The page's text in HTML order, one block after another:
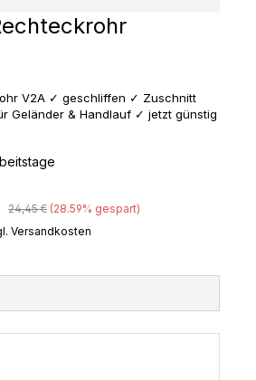
V2A ✓ geschliffen ✓ Zuschnitt
Geländer & Handlauf ✓ jetzt günstig
Regulärer Preis:
24,45 € (28.59% gespart)
Versandkosten